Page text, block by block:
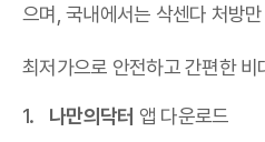
으며,국내에서는 삭센다 처방
최저가으로 안전하고 간편한 비
나만의닥터 앱 다운로드